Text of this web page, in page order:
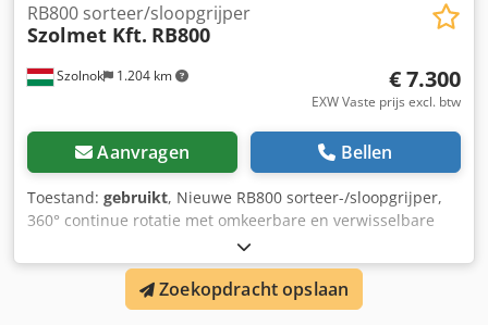
Szolnok 1.204 km
RB800 sorteer/sloopgrijper
Szolmet Kft. RB800
€ 7.300
EXW Vaste prijs excl. btw
Aanvragen Bellen
Toestand: gebruikt, Nieuwe RB800 sorteer-/sloopgrijper,
360° continue rotatie met omkeerbare en verwisselbare
vastgeschroefde messen. Draaikrans met grote diameter
voor meer betrouwbaarheid, zelfs bij zware toepassingen,
hydraulische cilinders met remsysteem. Grote grijp- en
spankracht, eenvoudig en onderhoudsarm. Dedpfxoqa
Zoekopdracht opslaan